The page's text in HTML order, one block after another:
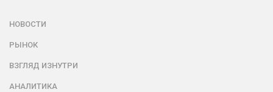
НОВОСТИ
РЫНОК
ВЗГЛЯД ИЗНУТРИ
АНАЛИТИКА